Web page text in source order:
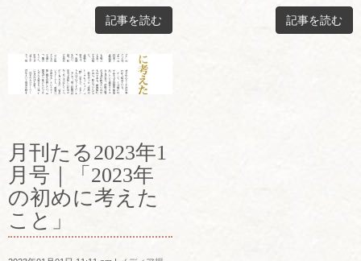
記事を読む 記事を読む
月刊たる2023年1
月号｜「2023年
の初めに考えた
こと」